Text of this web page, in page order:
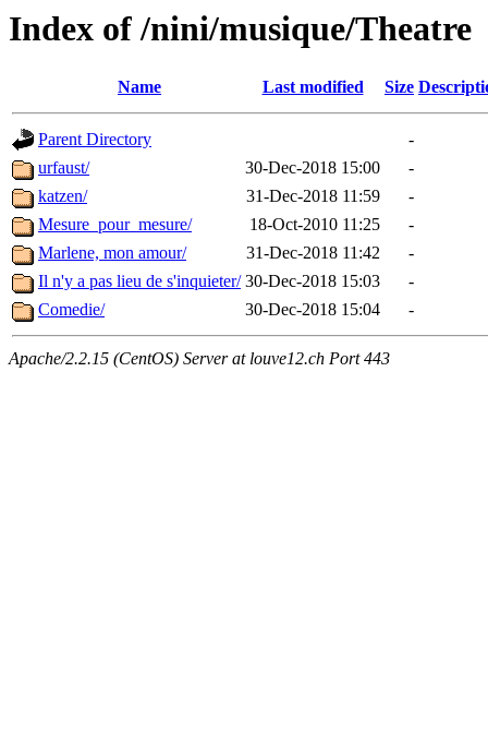
Index of /nini/musique/Theatre
Name Last modified Size
Parent Directory
-
urfaust/
30-Dec-2018 15:00
-
katzen/
31-Dec-2018 11:59
-
Mesure_pour_mesure/
18-Oct-2010 11:25
-
Marlene, mon amour/
31-Dec-2018 11:42
-
Il n'y a pas lieu de s'inquieter/ 30-Dec-2018 15:03
-
Comedie/
30-Dec-2018 15:04 -
Apache/2.2.15 (CentOS) Server at louve12.ch Port 443